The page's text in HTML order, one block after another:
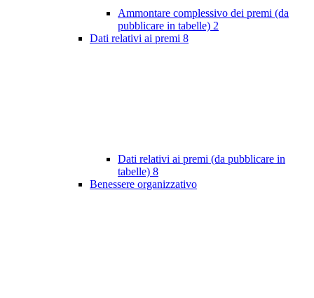
Ammontare complessivo dei premi (da
pubblicare in tabelle) 2
Dati relativi ai premi 8
Dati relativi ai premi (da pubblicare in
tabelle) 8
Benessere organizzativo